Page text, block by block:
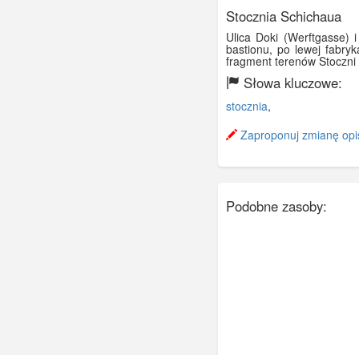
Stocznia Schichaua
Ulica Doki (Werftgasse)
bastionu, po lewej
fragment terenów
Słowa kluczowe:
stocznia,
Zaproponuj zmianę
Podobne zasoby: